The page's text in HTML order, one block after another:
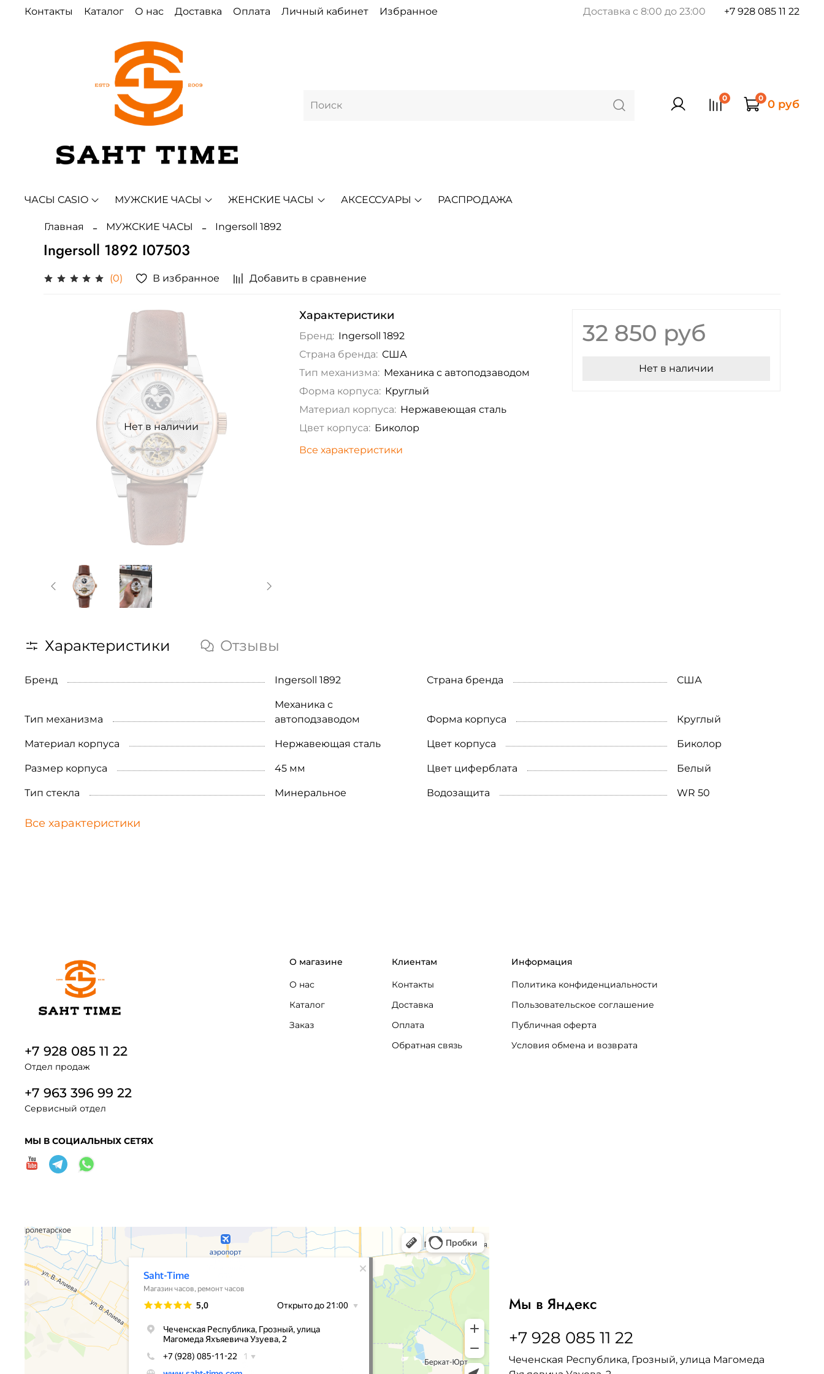
Контакты Каталог О нас Доставка Оплата Личный кабинет Избранное Доставка с 8:00 до 23:00 +7 928 085 11 22
0 0 0 руб
ЧАСЫ CASIO МУЖСКИЕ ЧАСЫ ЖЕНСКИЕ ЧАСЫ АКСЕССУАРЫ РАСПРОДАЖА
Главная МУЖСКИЕ ЧАСЫ Ingersoll 1892
Ingersoll 1892 I07503
(0) В избранное Добавить в сравнение
Нет в наличии
Характеристики
Бренд: Ingersoll 1892
Страна бренда: США
Тип механизма: Механика с автоподзаводом
Форма корпуса: Круглый
Материал корпуса: Нержавеющая сталь
Цвет корпуса: Биколор
Все характеристики
32 850 руб
Нет в наличии
Характеристики Отзывы
Бренд Ingersoll 1892 Страна бренда США
Тип механизма
Механика с
автоподзаводом
Форма корпуса Круглый
Материал корпуса Нержавеющая сталь Цвет корпуса Биколор
Размер корпуса 45 мм Цвет циферблата Белый
Тип стекла Минеральное Водозащита WR 50
Все характеристики
О магазине
О нас
Каталог
Заказ
Клиентам
Контакты
Доставка
Оплата
Обратная связь
Информация
Политика конфиденциальности
Пользовательское соглашение
Публичная оферта
Условия обмена и возврата
+7 928 085 11 22
Отдел продаж
+7 963 396 99 22
Сервисный отдел
МЫ В СОЦИАЛЬНЫХ СЕТЯХ
Мы в Яндекс
+7 928 085 11 22
Чеченская Республика, Грозный, улица Магомеда